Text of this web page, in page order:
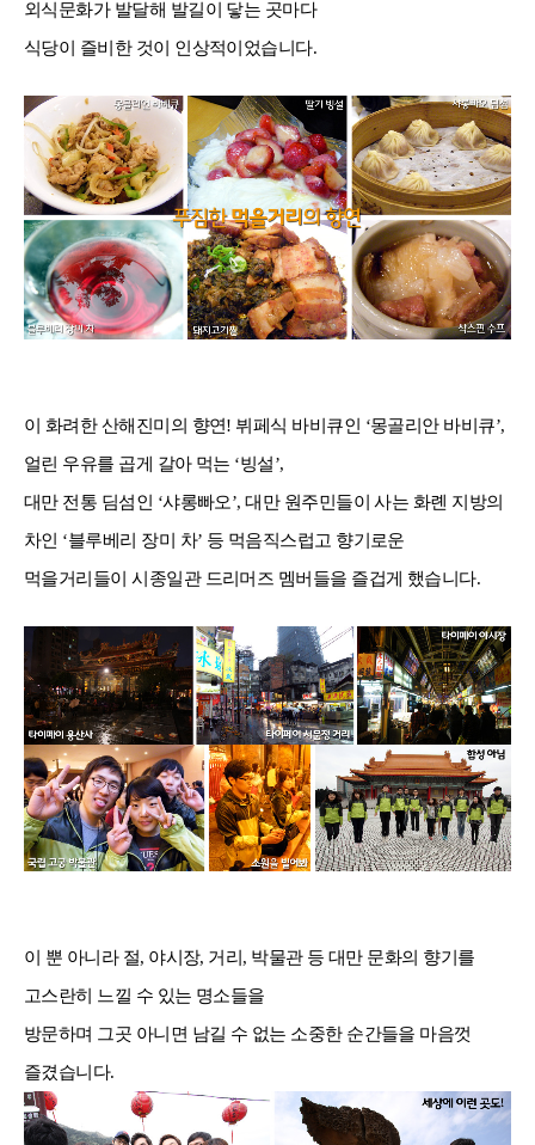
외식문화가 발달해 발길이 닿는 곳마다
식당이 즐비한 것이 인상적이었습니다.
이 화려한 산해진미의 향연! 뷔페식 바비큐인 ‘몽골리안 바비큐’,
얼린 우유를 곱게 갈아 먹는 ‘빙설’,
대만 전통 딤섬인 ‘샤롱빠오’,대만 원주민들이 사는 화롄 지방의
차인 ‘블루베리 장미 차’ 등 먹음직스럽고 향기로운
먹을거리들이 시종일관 드리머즈 멤버들을 즐겁게 했습니다.
이 뿐 아니라 절, 야시장, 거리 , 박물관 등 대만 문화의 향기를
고스란히 느낄 수 있는 명소들을
방문하며 그곳 아니면 남길 수 없는 소중한 순간들을 마음껏
즐겼습니다.